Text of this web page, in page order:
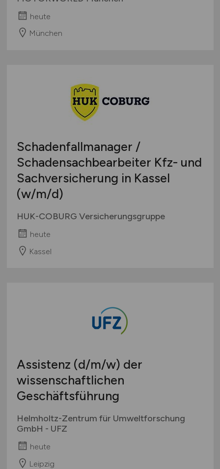
heute
München
Schadenfallmanager /
Schadensachbearbeiter Kfz- und
Sachversicherung in Kassel
(w/m/d)
HUK-COBURG Versicherungsgruppe
heute
Kassel
Assistenz (d/m/w) der
wissenschaftlichen
Geschäftsführung
Helmholtz-Zentrum für Umweltforschung
GmbH - UFZ
heute
Leipzig